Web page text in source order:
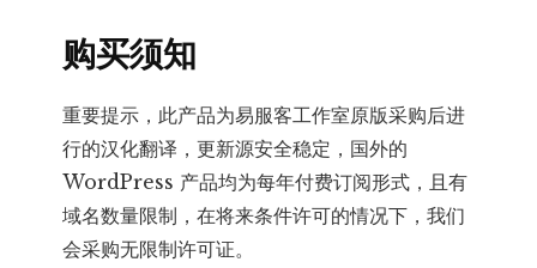
购买须知
重要提示，此产品为易服客工作室原版采购后进
行的汉化翻译，更新源安全稳定，国外的
WordPress 产品均为每年付费订阅形式，且有
域名数量限制，在将来条件许可的情况下，我们
会采购无限制许可证。